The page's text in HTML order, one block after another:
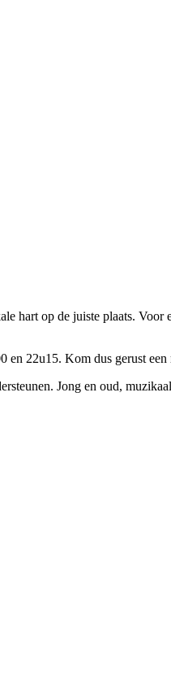
hart op de juiste plaats.
en 22u15. Kom dus gerust
Jong en oud,